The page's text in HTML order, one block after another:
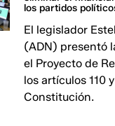
los partidos
El legislador
(ADN) presentó
el Proyecto de
los artículos 110
Constitución.